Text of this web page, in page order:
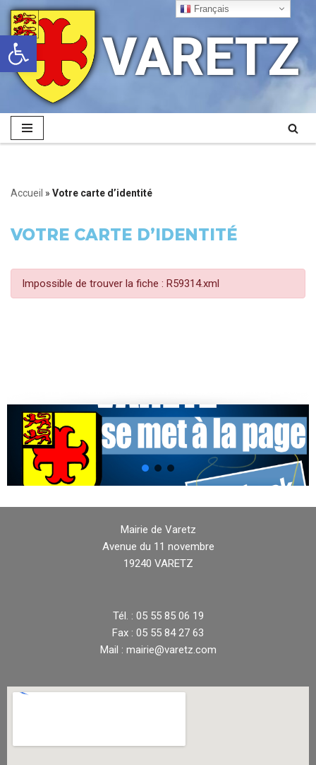
Ouvrir la barre d’outils
Aller
au
contenu
VARETZ
Accueil » Votre carte d’identité
VOTRE CARTE D’IDENTITÉ
Impossible de trouver la fiche : R59314.xml
Mairie de Varetz
Avenue du 11 novembre
19240 VARETZ
Tél. : 05 55 85 06 19
Fax : 05 55 84 27 63
Mail : mairie@varetz.com
Français